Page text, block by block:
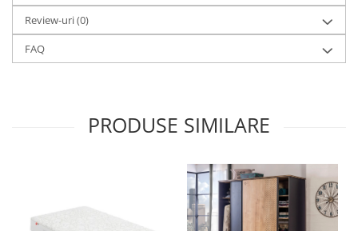
Review-uri(0)
FAQ
PRODUSE SIMILARE